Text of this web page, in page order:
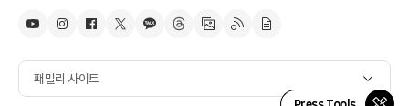
패밀리 사이트